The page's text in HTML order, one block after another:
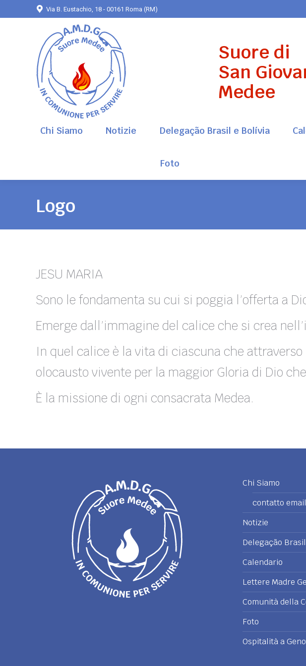
Via B. Eustachio, 18 - 00161 Roma (RM)
Suore di
San
Medee
Chi Siamo Notizie Delegação Brasil e Bolívia
Foto
Logo
JESU MARIA
Sono le fondamenta su cui si poggia l’offerta a
Emerge dall’immagine del calice che si crea
In quel calice è la vita di ciascuna che
olocausto vivente per la maggior Gloria di Dio
È la missione di ogni consacrata Medea.
Chi Siamo
contatto
Notizie
Delegação
Calendario
Lettere Madre
Comunità della
Foto
Ospitalità a
Chi Siamo Notizie Delegação Brasil e Bolívia